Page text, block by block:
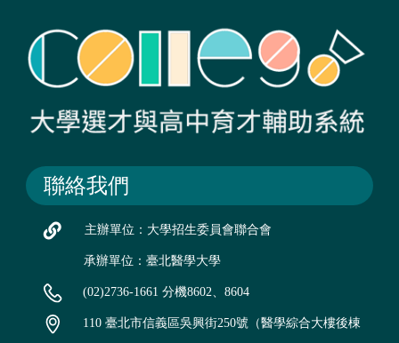
聯絡我們
主辦單位：大學招生委員會聯合會
承辦單位：臺北醫學大學
(02)2736-1661 分機8602、8604
110 臺北市信義區吳興街250號（醫學綜合大樓後棟